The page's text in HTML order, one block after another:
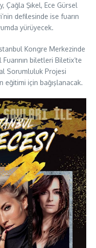
Çağla Şıkel, Ece Gürsel
defilesinde ise fuarın
yürüyecek.
Kongre Merkezinde
biletleri Biletix’te
Sorumluluk Projesi
eğitimi için bağışlanacak.